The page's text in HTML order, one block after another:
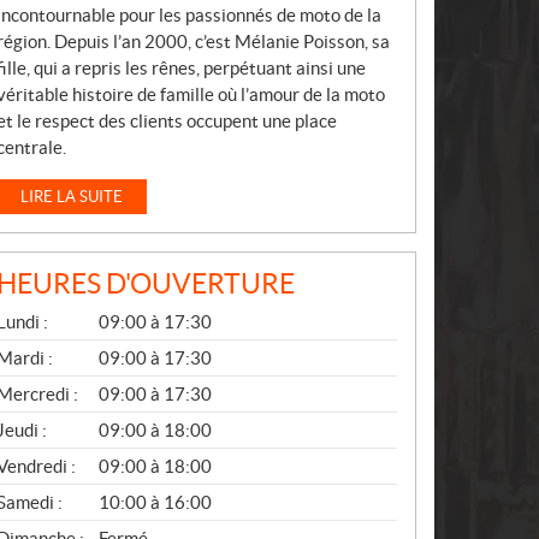
pour les passionnés de moto de la
Depuis l’an 2000, c’est Mélanie Poisson, sa
qui a repris les rênes, perpétuant ainsi une
histoire de famille où l’amour de la moto
le respect des clients occupent une place
LIRE LA SUITE
HEURES D'OUVERTURE
Lundi :
09:00 à 17:30
Mardi :
09:00 à 17:30
Mercredi :
09:00 à 17:30
:
09:00 à 18:00
:
09:00 à 18:00
:
10:00 à 16:00